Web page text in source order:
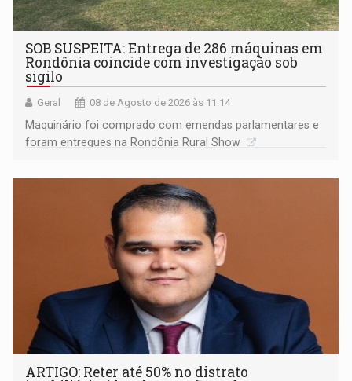
SOB SUSPEITA: Entrega de 286 máquinas em
Rondônia coincide com investigação sob
sigilo
Geral 08 de Agosto de 2026 às 11:14
Maquinário foi comprado com emendas parlamentares e
foram entregues na Rondônia Rural Show
ARTIGO: Reter até 50% no distrato